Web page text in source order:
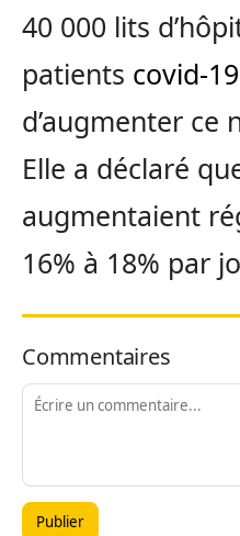
40 000 lits
patients covid-19
d’augmenter ce
Elle a déclaré
augmentaient
16% à 18% par
Commentaires
Publier